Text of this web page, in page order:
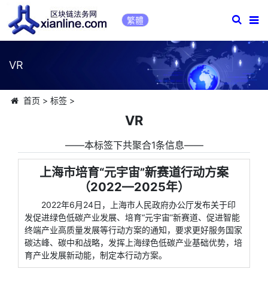
繁體
VR
首页 > 标签>
VR
――本标签下共聚合1条信息――
上海市培育“元宇宙”新赛道行动方案
（2022—2025年）
2022年6月24日，上海市人民政府办公厅发布关于印
发促进绿色低碳产业发展、培育“元宇宙”新赛道、促进智能
终端产业高质量发展等行动方案的通知，要求更好服务国家
碳达峰、碳中和战略，发挥上海绿色低碳产业基础优势，培
育产业发展新动能，制定本行动方案。